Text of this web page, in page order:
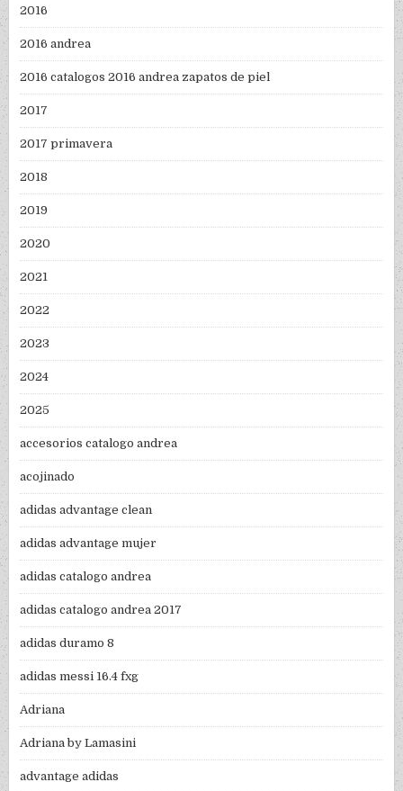
2016
2016 andrea
2016 catalogos 2016 andrea zapatos de piel
2017
2017 primavera
2018
2019
2020
2021
2022
2023
2024
2025
accesorios catalogo andrea
acojinado
adidas advantage clean
adidas advantage mujer
adidas catalogo andrea
adidas catalogo andrea 2017
adidas duramo 8
adidas messi 16.4 fxg
Adriana
Adriana by Lamasini
advantage adidas